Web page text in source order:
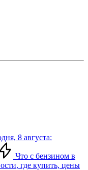
8 августа:
Что с бензином в
где купить, цены